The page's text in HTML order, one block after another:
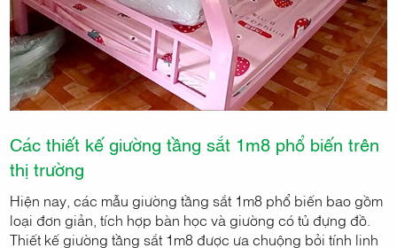
Các thiết kế giường tầng sắt 1m8 phổ biến trên
thị trường
Hiện nay, các mẫu giường tầng sắt 1m8 phổ biến bao gồm
loại đơn giản, tích hợp bàn học và giường có tủ đựng đồ.
Thiết kế giường tầng sắt 1m8 được ưa chuộng bởi tính linh